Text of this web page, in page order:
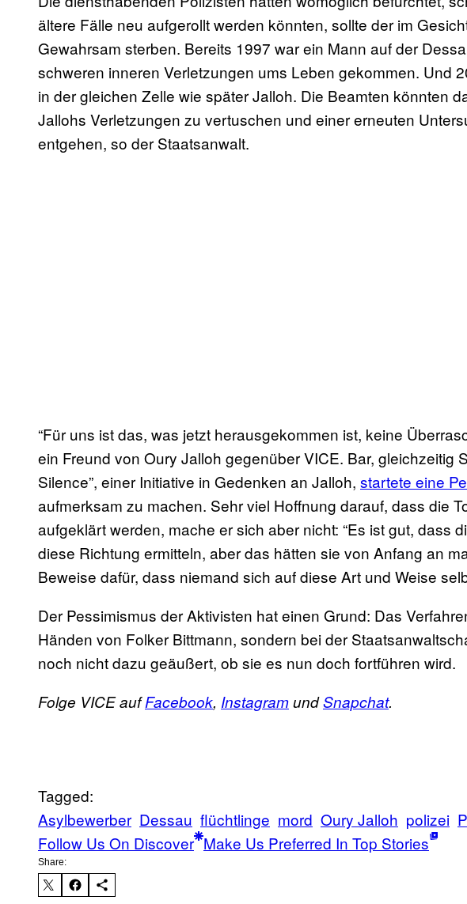
ältere Fälle neu aufgerollt werden könnten, sollte der im
Gewahrsam sterben. Bereits 1997 war ein Mann auf der
schweren inneren Verletzungen ums Leben gekommen. Und
in der gleichen Zelle wie später Jalloh. Die Beamten könnten
Jallohs Verletzungen zu vertuschen und einer erneuten
entgehen, so der Staatsanwalt.
“Für uns ist das, was jetzt herausgekommen ist, keine
ein Freund von Oury Jalloh gegenüber VICE. Bar, gleichzeitig
Silence”, einer Initiative in Gedenken an Jalloh, startete eine
aufmerksam zu machen. Sehr viel Hoffnung darauf, dass die
aufgeklärt werden, mache er sich aber nicht: “Es ist gut, dass
diese Richtung ermitteln, aber das hätten sie von Anfang an
Beweise dafür, dass niemand sich auf diese Art und Weise
Der Pessimismus der Aktivisten hat einen Grund: Das
Händen von Folker Bittmann, sondern bei der
noch nicht dazu geäußert, ob sie es nun doch fortführen wird.
Folge VICE aufFacebook, InstagramundSnapchat.
Tagged:
Asylbewerber Dessau flüchtlinge mord Oury Jalloh polizei
Follow Us On Discover Make Us Preferred In Top Stories
Share: